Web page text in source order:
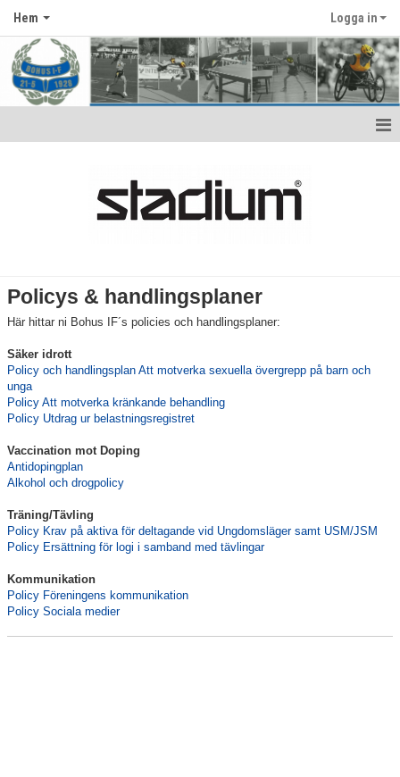
Hem Logga in
Stadgar
Antidoping
Kontakt
Policys & handlingsplaner
Här hittar ni Bohus IF´s policies och handlingsplaner:
Säker idrott
Policy och handlingsplan Att motverka sexuella övergrepp på barn och
unga
Policy Att motverka kränkande behandling
Policy Utdrag ur belastningsregistret
Vaccination mot Doping
Antidopingplan
Alkohol och drogpolicy
Träning/Tävling
Policy Krav på aktiva för deltagande vid Ungdomsläger samt USM/JSM
Policy Ersättning för logi i samband med tävlingar
Kommunikation
Policy Föreningens kommunikation
Policy Sociala medier